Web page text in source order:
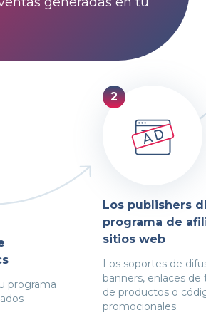
programa
Los publishers
programa de
sitios web
Los soportes de
banners, enlaces
de productos o
promocionales.